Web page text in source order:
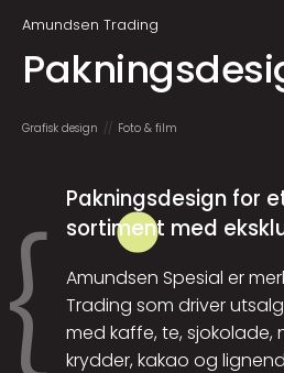
Amundsen Trading
Grafisk design Foto & film
Pakningsdesign for
sortiment med
Amundsen Spesial er
Trading som driver
med kaffe, te, sjokolade,
krydder, kakao og